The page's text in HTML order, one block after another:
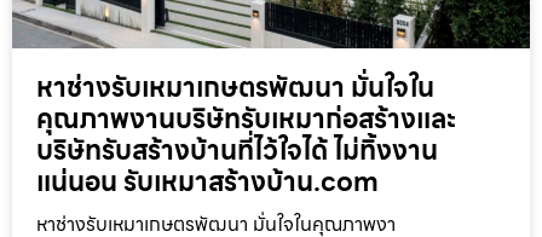
หาช่างรับเหมาเกษตรพัฒนา มั่นใจใน
คุณภาพงานบริษัทรับเหมาก่อสร้างและ
บริษัทรับสร้างบ้านที่ไว้ใจได้ ไม่ทิ้งงาน
แน่นอน รับเหมาสร้างบ้าน.com
หาช่างรับเหมาเกษตรพัฒนา มั่นใจในคุณภาพงา